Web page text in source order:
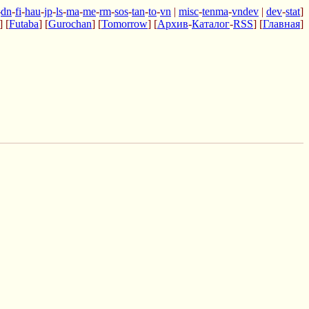
dn-fi-hau-jp-ls-ma-me-rm-sos-tan-to-vn | misc-tenma-vndev | dev-stat]
] [Futaba] [Gurochan] [Tomorrow] [Архив-Каталог-RSS] [Главная]